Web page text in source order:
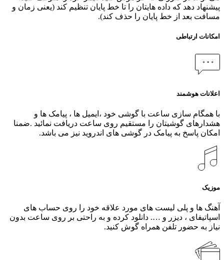
پیشنهاد دهد که داده‌ هایتان را تا خط پایان تنظیم کند (یعنی زمان و
مسافت بعد از خط پایان را حذف کند).
امکانات ارتباطی
اعلانات هوشمند
با همگام سازی ساعت با گوشی خود ،ایمیل ها ، پیامک ها و
هشدارهای گوشیتان را مستقیم روی ساعت دریافت نمائید .ضمنا
امکان پاسخ به پیامک در گوشی های اندروید نیز می باشد.
موزیک
آهنگ ها و پلی لیست های مورد علاقه خود را روی حساب های
اسپاتیفای ، دیزر و …. دانلود کرده و به راحتی بر روی ساعت بدون
نیاز به حضور تلفن همراه گوش کنید.